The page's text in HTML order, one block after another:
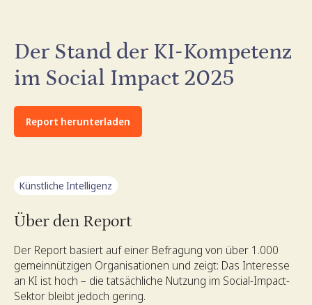
Der Stand der KI-Kompetenz
im Social Impact 2025
Report herunterladen
Künstliche Intelligenz
Über den Report
Der Report basiert auf einer Befragung von über 1.000
gemeinnützigen Organisationen und zeigt: Das Interesse
an KI ist hoch – die tatsächliche Nutzung im Social-Impact-
Sektor bleibt jedoch gering.